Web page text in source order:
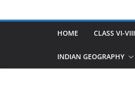
HOME CLASS VI-VIII
INDIAN GEOGRAPHY